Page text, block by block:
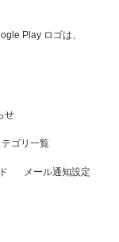
Play ロゴは、
せ
テゴリ一覧
メール通知設定